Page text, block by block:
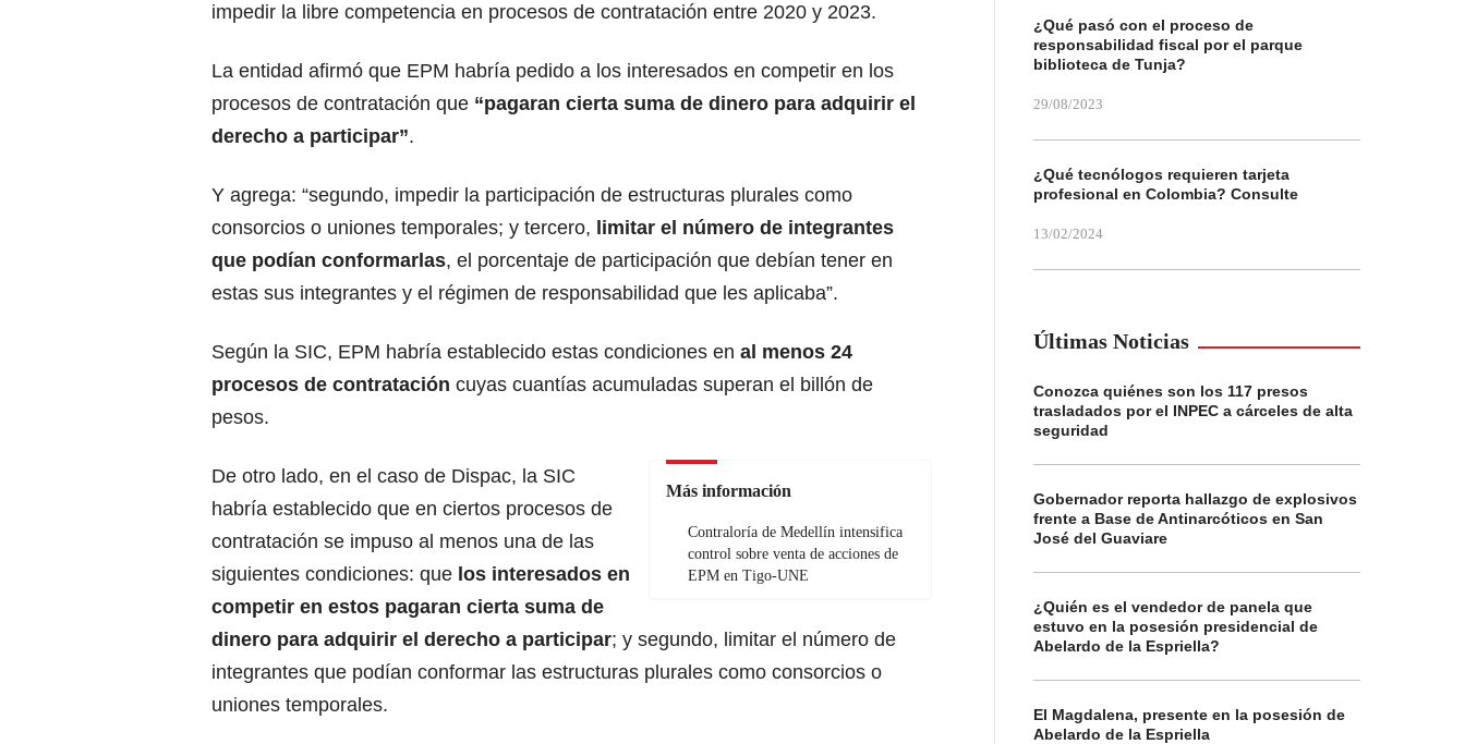
impedir la libre competencia en procesos de contratación entre 2020 y 2023.
La entidad afirmó que EPM habría pedido a los interesados en competir en los
procesos de contratación que “pagaran cierta suma de dinero para adquirir el
derecho a participar”.
Y agrega: “segundo, impedir la participación de estructuras plurales como
consorcios o uniones temporales; y tercero, limitar el número de integrantes
que podían conformarlas, el porcentaje de participación que debían tener en
estas sus integrantes y el régimen de responsabilidad que les aplicaba”.
Según la SIC, EPM habría establecido estas condiciones en al menos 24
procesos de contratación cuyas cuantías acumuladas superan el billón de
pesos.
Más información
Contraloría de Medellín intensifica
control sobre venta de acciones de
EPM en Tigo-UNE
De otro lado, en el caso de Dispac, la SIC
habría establecido que en ciertos procesos de
contratación se impuso al menos una de las
siguientes condiciones: que los interesados en
competir en estos pagaran cierta suma de
dinero para adquirir el derecho a participar; y segundo, limitar el número de
integrantes que podían conformar las estructuras plurales como consorcios o
uniones temporales.
¿Qué pasó con el proceso de
responsabilidad fiscal por el parque
biblioteca de Tunja?
29/08/2023
¿Qué tecnólogos requieren tarjeta
profesional en Colombia? Consulte
13/02/2024
Últimas Noticias
Conozca quiénes son los 117 presos
trasladados por el INPEC a cárceles de alta
seguridad
Gobernador reporta hallazgo de explosivos
frente a Base de Antinarcóticos en San
José del Guaviare
¿Quién es el vendedor de panela que
estuvo en la posesión presidencial de
Abelardo de la Espriella?
El Magdalena, presente en la posesión de
Abelardo de la Espriella